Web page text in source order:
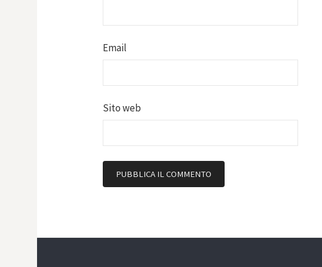
Email
Sito web